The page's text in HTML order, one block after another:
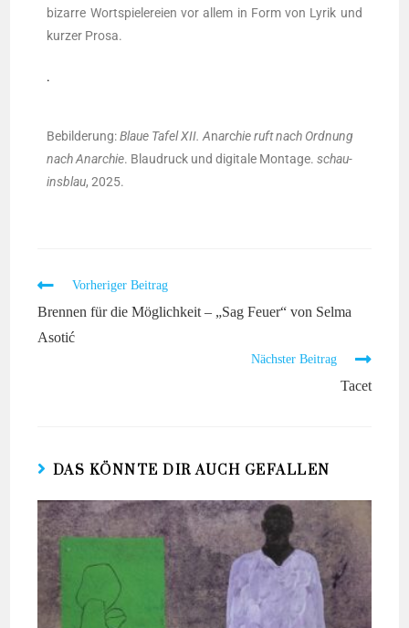
bizar­re Wort­spie­le­rei­en vor allem in Form von Lyrik und
kur­zer Prosa.
.
Bebil­de­rung:Blaue Tafel XII. Anarchie ruft nach Ord­nung
nach Anar­chie. Blau­druck und digi­ta­le Mon­ta­ge.schau­
ins­blau, 2025.
Vorheriger Beitrag
Brennen für die Möglichkeit – „Sag Feuer“ von Selma
Asotić
Nächster Beitrag
Tacet
DAS KÖNNTE DIR AUCH GEFALLEN